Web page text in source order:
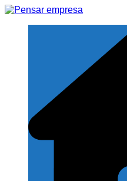
Saltar